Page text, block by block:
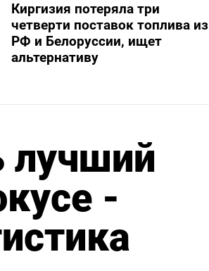
Киргизия потеряла три
четверти поставок топлива из
РФ и Белоруссии, ищет
альтернативу
лучший
-